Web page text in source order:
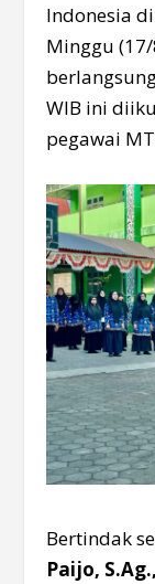
Indonesia
Minggu
WIB ini
pegawai
Bertindak
Paijo,